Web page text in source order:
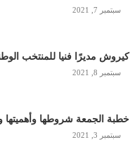
سبتمبر 7, 2021
كيروش مديرًا فنيا للمنتخب
سبتمبر 8, 2021
خطبة الجمعة شروطها وأهميتها
سبتمبر 3, 2021